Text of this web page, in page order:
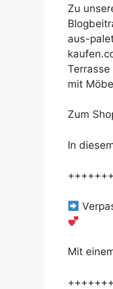
Zu
aus-
mit
Zum
In
Mit